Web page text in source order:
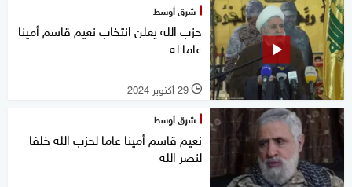
شرق أوسط
حزب الله يعلن انتخاب نعيم قاسم أمينا
عاما له
l 29 أكتوبر 2024
شرق أوسط
نعيم قاسم أمينا عاما لحزب الله خلفا
لنصر الله